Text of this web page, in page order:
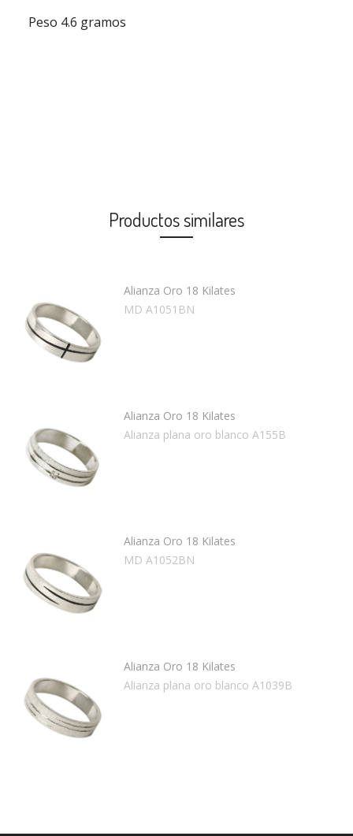
Peso 4.6 gramos
Productos similares
Alianza Oro 18 Kilates
MD A1051BN
Alianza Oro 18 Kilates
Alianza plana oro blanco A155B
Alianza Oro 18 Kilates
MD A1052BN
Alianza Oro 18 Kilates
Alianza plana oro blanco A1039B